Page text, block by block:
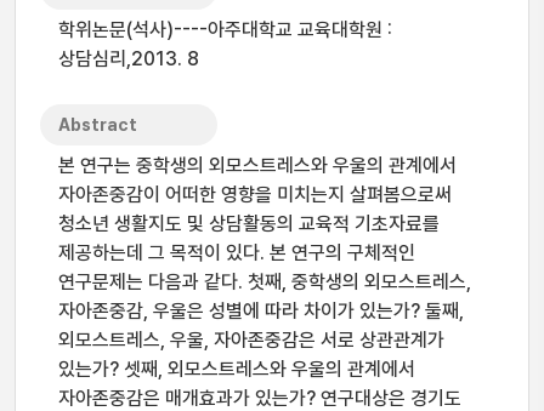
학위논문(석사)----아주대학교 교육대학원 :
상담심리,2013. 8
Abstract
본 연구는 중학생의 외모스트레스와 우울의 관계에서
자아존중감이 어떠한 영향을 미치는지 살펴봄으로써
청소년 생활지도 및 상담활동의 교육적 기초자료를
제공하는데 그 목적이 있다. 본 연구의 구체적인
연구문제는 다음과 같다. 첫째, 중학생의 외모스트레스,
자아존중감, 우울은 성별에 따라 차이가 있는가? 둘째,
외모스트레스, 우울, 자아존중감은 서로 상관관계가
있는가? 셋째, 외모스트레스와 우울의 관계에서
자아존중감은 매개효과가 있는가? 연구대상은 경기도